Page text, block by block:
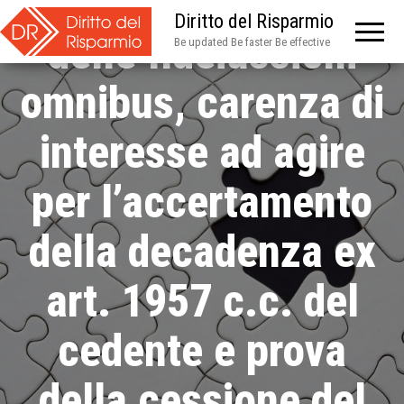
Diritto del Risparmio
Be updated Be faster Be effective
delle fideiussioni
omnibus, carenza di
interesse ad agire
per l’accertamento
della decadenza ex
art. 1957 c.c. del
cedente e prova